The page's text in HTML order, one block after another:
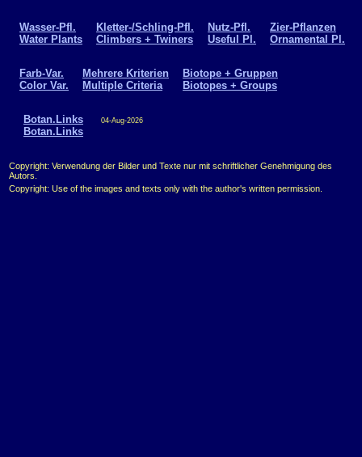
Wasser-Pfl.
Water Plants
Kletter-/Schling-Pfl.
Climbers + Twiners
Nutz-Pfl.
Useful Pl.
Zier-Pflanzen
Ornamental Pl.
Farb-Var.
Color Var.
Mehrere Kriterien
Multiple Criteria
Biotope + Gruppen
Biotopes + Groups
Botan.Links
Botan.Links
04-Aug-2026
Copyright: Verwendung der Bilder und Texte nur mit schriftlicher Genehmigung des
Autors.
Copyright: Use of the images and texts only with the author's written permission.